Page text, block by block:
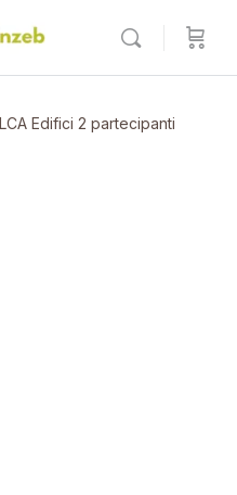
Edifici 2 partecipanti